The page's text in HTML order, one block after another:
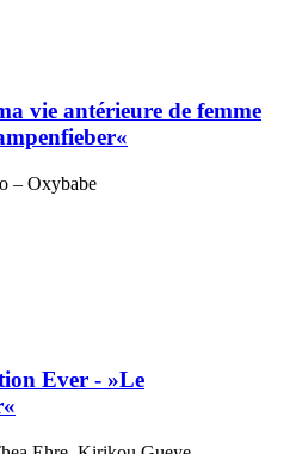
vie antérieure de femme
– Oxybabe
Ever - »Le